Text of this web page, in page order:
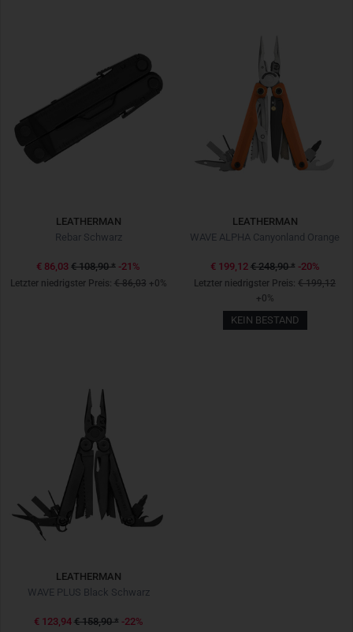
LEATHERMAN
Rebar Schwarz
€ 86,03 € 108,90* -21%
Letzter niedrigster Preis: € 86,03 +0%
LEATHERMAN
WAVE ALPHA Canyonland Orange
€ 199,12 € 248,90* -20%
Letzter niedrigster Preis: € 199,12
+0%
KEIN BESTAND
LEATHERMAN
WAVE PLUS Black Schwarz
€ 123,94 € 158,90* -22%